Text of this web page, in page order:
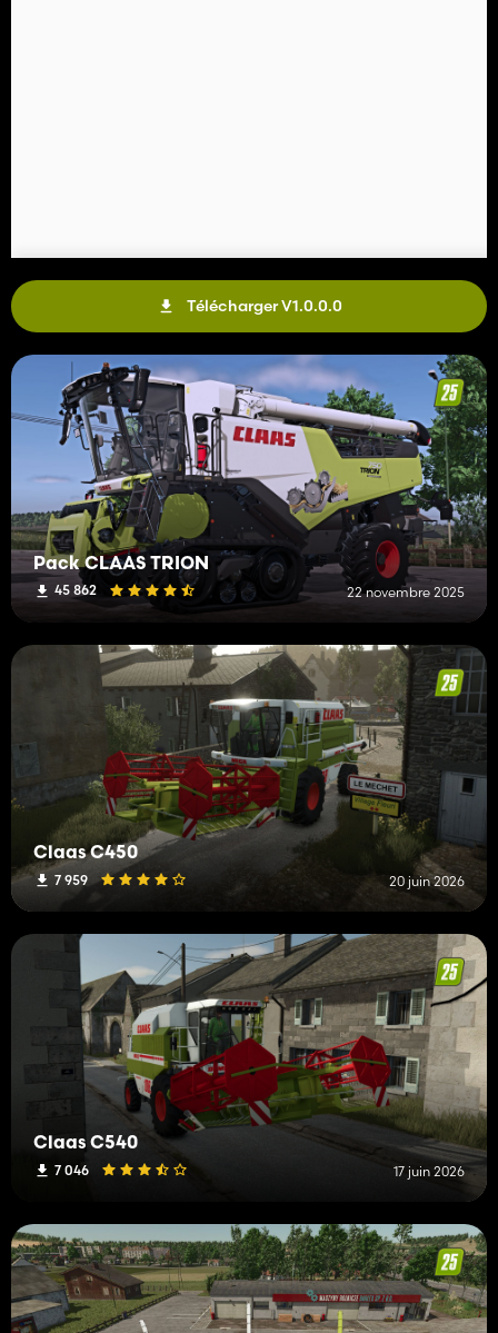
Télécharger V1.0.0.0
Pack CLAAS TRION
45 862 22 novembre 2025
Claas C450
7 959 20 juin 2026
Claas C540
7 046 17 juin 2026